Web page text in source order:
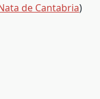
de Cantabria)